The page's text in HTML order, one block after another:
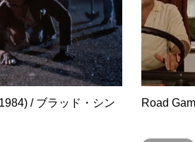
/ ブラッド・シン
Road